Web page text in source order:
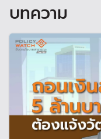
บทความ